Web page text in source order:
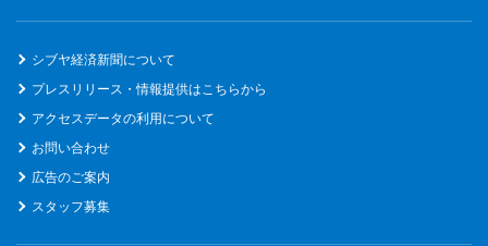
シブヤ経済新聞について
プレスリリース・情報提供はこちらから
アクセスデータの利用について
お問い合わせ
広告のご案内
スタッフ募集